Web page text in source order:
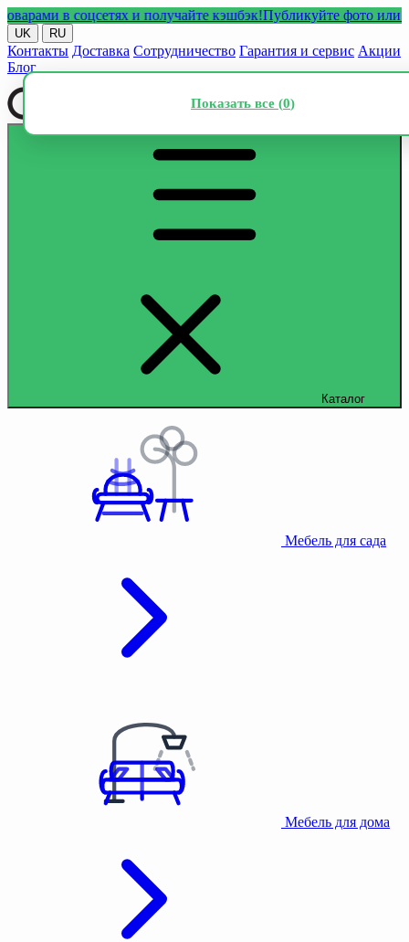
в соцсетях и получайте кэшбэк!Публикуйте фото или
UK RU
Контакты Доставка Сотрудничество Гарантия и сервис Акции
Блог
Каталог
Мебель для сада
Мебель для дома
Показать все (0)